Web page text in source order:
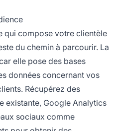
qui compose votre clientèle
du chemin à parcourir. La
elle pose des bases
données concernant vos
Récupérez des
existante, Google Analytics
sociaux comme